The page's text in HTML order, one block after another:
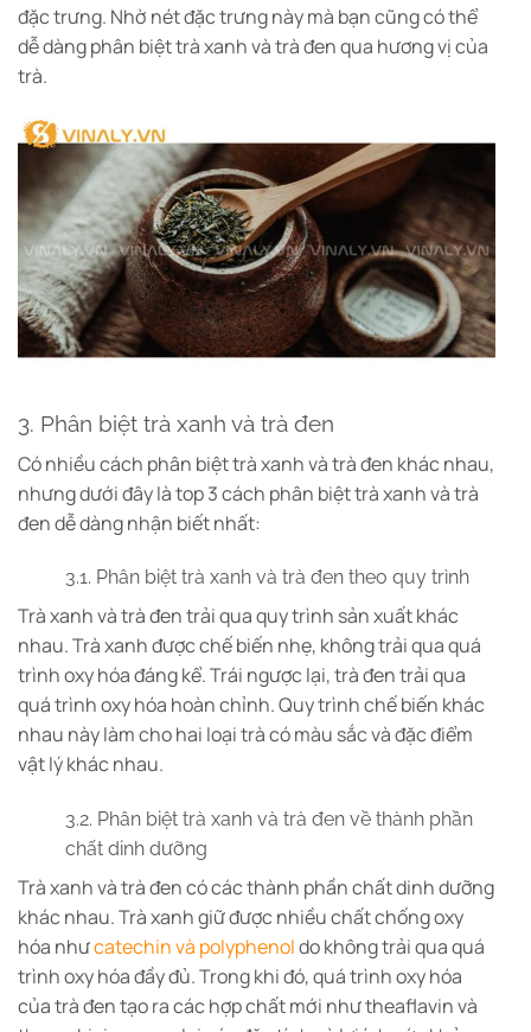
đặc trưng. Nhờ nét đặc trưng này mà bạn cũng có thể
dễ dàng phân biệt trà xanh và trà đen qua hương vị của
trà.
3. Phân biệt trà xanh và trà đen
Có nhiều cách phân biệt trà xanh và trà đen khác nhau,
nhưng dưới đây là top 3 cách phân biệt trà xanh và trà
đen dễ dàng nhận biết nhất:
3.1. Phân biệt trà xanh và trà đen theo quy trình
Trà xanh và trà đen trải qua quy trình sản xuất khác
nhau. Trà xanh được chế biến nhẹ, không trải qua quá
trình oxy hóa đáng kể. Trái ngược lại, trà đen trải qua
quá trình oxy hóa hoàn chỉnh. Quy trình chế biến khác
nhau này làm cho hai loại trà có màu sắc và đặc điểm
vật lý khác nhau.
3.2. Phân biệt trà xanh và trà đen về thành phần
chất dinh dưỡng
Trà xanh và trà đen có các thành phần chất dinh dưỡng
khác nhau. Trà xanh giữ được nhiều chất chống oxy
hóa nhưcatechin và polyphenoldo không trải qua quá
trình oxy hóa đầy đủ. Trong khi đó, quá trình oxy hóa
của trà đen tạo ra các hợp chất mới như theaflavin và